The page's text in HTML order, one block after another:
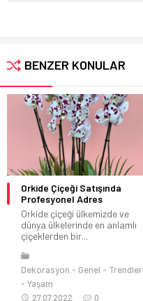
BENZER KONULAR
Orkide Çiçeği Satışında
Profesyonel Adres
Orkide çiçeği ülkemizde ve
dünya ülkelerinde en anlamlı
çiçeklerden bir...
Dekorasyon Genel
Trendler
Yaşam
27.07.2022
0